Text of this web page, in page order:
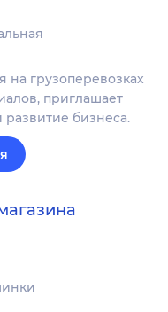
грузоперевозках
приглашает
бизнеса.